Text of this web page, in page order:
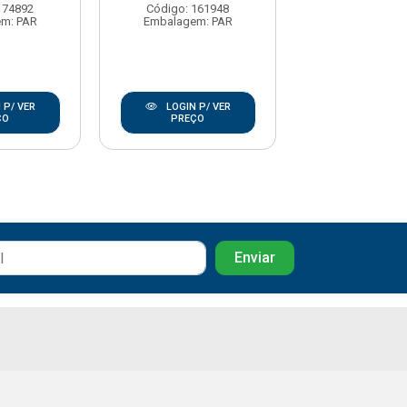
PAR
P/ VER
Código: 161948
Embalagem: PAR
LOGIN P/ VER
PREÇO